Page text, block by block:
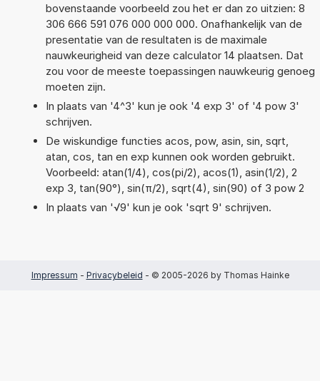
bovenstaande voorbeeld zou het er dan zo uitzien: 8
306 666 591 076 000 000 000. Onafhankelijk van de
presentatie van de resultaten is de maximale
nauwkeurigheid van deze calculator 14 plaatsen. Dat
zou voor de meeste toepassingen nauwkeurig genoeg
moeten zijn.
In plaats van '4^3' kun je ook '4 exp 3' of '4 pow 3'
schrijven.
De wiskundige functies acos, pow, asin, sin, sqrt,
atan, cos, tan en exp kunnen ook worden gebruikt.
Voorbeeld: atan(1/4), cos(pi/2), acos(1), asin(1/2), 2
exp 3, tan(90°), sin(π/2), sqrt(4), sin(90) of 3 pow 2
In plaats van '√9' kun je ook 'sqrt 9' schrijven.
Impressum - Privacybeleid - © 2005-2026 by Thomas Hainke